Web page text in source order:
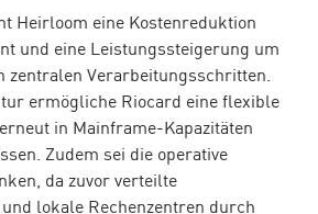
Heirloom eine Kostenreduktion
und eine Leistungssteigerung um
zentralen Verarbeitungsschritten.
ermögliche Riocard eine flexible
in Mainframe-Kapazitäten
Zudem sei die operative
da zuvor verteilte
lokale Rechenzentren durch